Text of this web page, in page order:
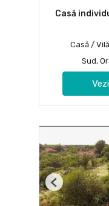
Casă
Casă /
Sud,
Previous